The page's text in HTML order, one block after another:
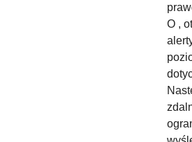
O ,